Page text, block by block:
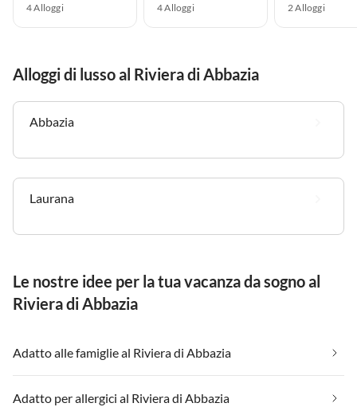
4 Alloggi 4 Alloggi 2 Alloggi
Alloggi di lusso al Riviera di Abbazia
Abbazia
Laurana
Le nostre idee per la tua vacanza da sogno al
Riviera di Abbazia
Adatto alle famiglie al Riviera di Abbazia
Adatto per allergici al Riviera di Abbazia